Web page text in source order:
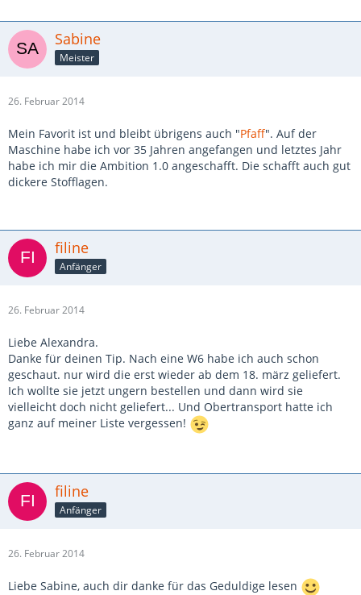
Sabine
Meister
26. Februar 2014
Mein Favorit ist und bleibt übrigens auch "Pfaff". Auf der
Maschine habe ich vor 35 Jahren angefangen und letztes Jahr
habe ich mir die Ambition 1.0 angeschafft. Die schafft auch gut
dickere Stofflagen.
filine
Anfänger
26. Februar 2014
Liebe Alexandra.
Danke für deinen Tip. Nach eine W6 habe ich auch schon
geschaut. nur wird die erst wieder ab dem 18. märz geliefert.
Ich wollte sie jetzt ungern bestellen und dann wird sie
vielleicht doch nicht geliefert... Und Obertransport hatte ich
ganz auf meiner Liste vergessen!
filine
Anfänger
26. Februar 2014
Liebe Sabine, auch dir danke für das Geduldige lesen